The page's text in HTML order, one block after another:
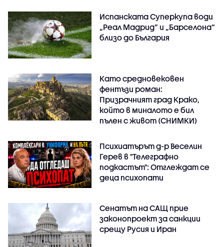
Испанската Суперкупа води
„Реал Мадрид“ и „Барселона“
близо до България
Като средновековен
фентъзи роман:
Призрачният град Крако,
който в миналото е бил
пълен с живот (СНИМКИ)
Психиатърът д-р Веселин
Герев в "Телеграфно
подкастът": Отглеждат се
деца психопати
Сенатът на САЩ прие
законопроект за санкции
срещу Русия и Иран